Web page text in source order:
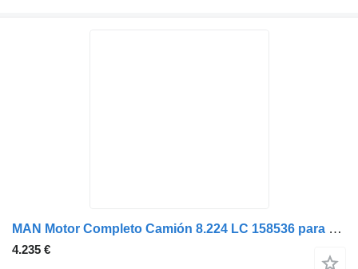
MAN Motor Completo Camión 8.224 LC 158536 para camión
4.235 €